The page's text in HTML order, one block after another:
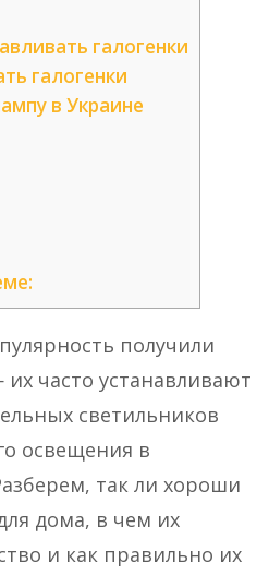
галогенки
галогенки
в Украине
получили
часто устанавливают
светильников
освещения в
так ли хороши
дома, в чем их
и как правильно их